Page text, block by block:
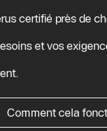
certifié près de
et vos
Comment cela